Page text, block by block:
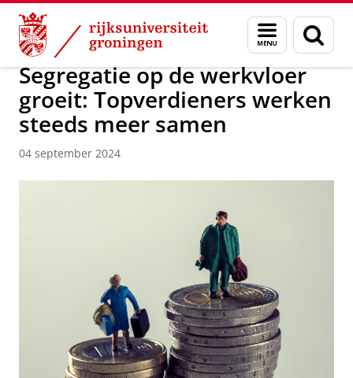
Skip
Content
Skip
Navigation
Menu
en
zoeken
Over ons Actueel Nieuws Nieuwsberichten
Segregatie op de werkvloer
groeit: Topverdieners werken
steeds meer samen
04 september 2024